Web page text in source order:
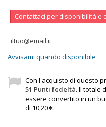
Contattaci per disponibilità e
Avvisami quando disponibile
Con l'acquisto di questo
51 Punti fedeltà. Il totale
essere convertito in un
di 10,20 €.